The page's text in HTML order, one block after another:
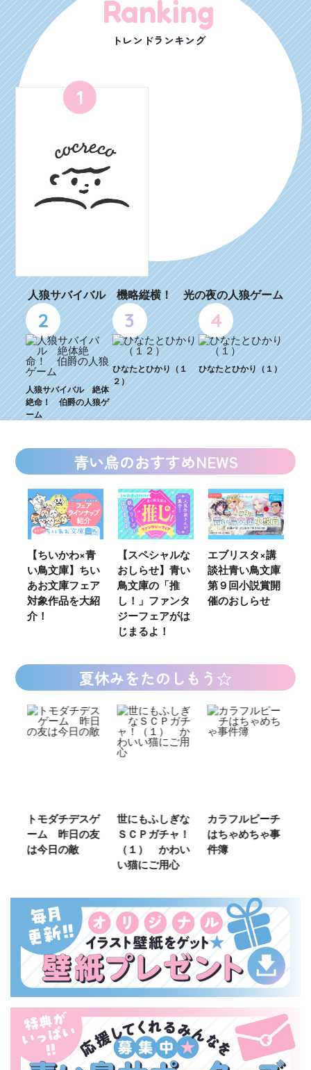
Ranking
トレンドランキング
1
人狼サバイバル 機略縦横！ 光の夜の人狼ゲーム
2
人狼サバイバル 絶体
絶命！ 伯爵の人狼ゲ
ーム
3
ひなたとひかり（１
２）
4
ひなたとひかり（１）
青い鳥のおすすめNEWS
【ちいかわ×青
い鳥文庫】ちい
あお文庫フェア
対象作品を大紹
介！
【スペシャルな
おしらせ】青い
鳥文庫の「推
し！」ファンタ
ジーフェアがは
じまるよ！
エブリスタ×講
談社青い鳥文庫
第９回小説賞開
催のおしらせ
夏休みをたのしもう☆
トモダチデスゲ
ーム 昨日の友
は今日の敵
世にもふしぎな
ＳＣＰガチャ！
（１） かわい
い猫にご用心
カラフルピーチ
はちゃめちゃ事
件簿